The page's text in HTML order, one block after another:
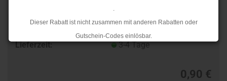
.
Dieser Rabatt ist nicht zusammen mit anderen Rabatten oder
Gutschein-Codes einlösbar.
.
Rückstaus kann es jedoch zu längeren Lieferzeiten kommen.
Lieferzeit:
3-4 Tage
0,90 €